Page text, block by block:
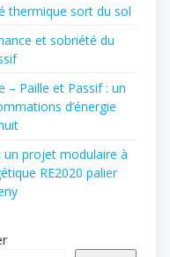
thermique sort du sol
et sobriété du
– Paille et Passif : un
d’énergie
un projet modulaire à
RE2020 palier